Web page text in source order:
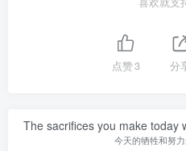
点赞3 分
The sacrifices you make today
今天的牺牲和努